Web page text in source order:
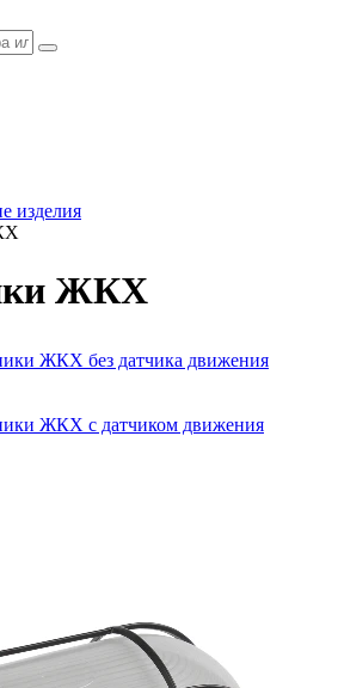
изделия
ЖКХ
ЖКХ без датчика движения
ЖКХ с датчиком движения